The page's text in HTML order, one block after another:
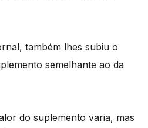
também lhes subiu o
semelhante ao da
do suplemento varia, mas